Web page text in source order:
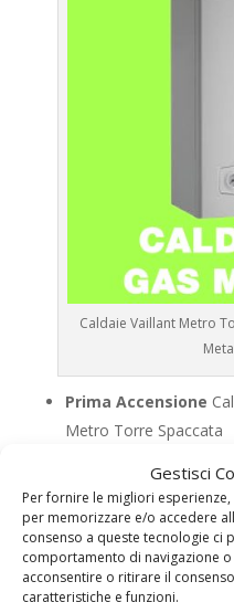
Gestisci
Per fornire le migliori
per memorizzare e/o accedere
consenso a queste tecnologie
comportamento di navigazione
acconsentire o ritirare il
caratteristiche e funzioni.
Caldaie Vaillant Metro
Prima Accensione
Metro Torre Spaccata
Torre Spaccata
Manutenzione
Torre Spaccata
RiparazioneCaldaia
Torre Spaccata